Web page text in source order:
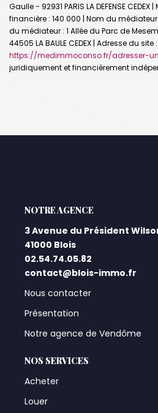
Gaulle - 92931 PARIS LA DEFENSE
financière : 140 000 | Nom du médiateur
du médiateur : 1 Allée du Parc de
44505 LA BAULE CEDEX | Adresse du site :
https://medimmoconso.fr/adresser-
juridiquement et financièrement
L'AGENCE
3 Avenue du Président
41000 Blois
02.54.74.05.82
contact@blois-immo.fr
Nous contacter
Présentation
Notre agence de Vendôme
NOS SERVICES
Acheter
Louer